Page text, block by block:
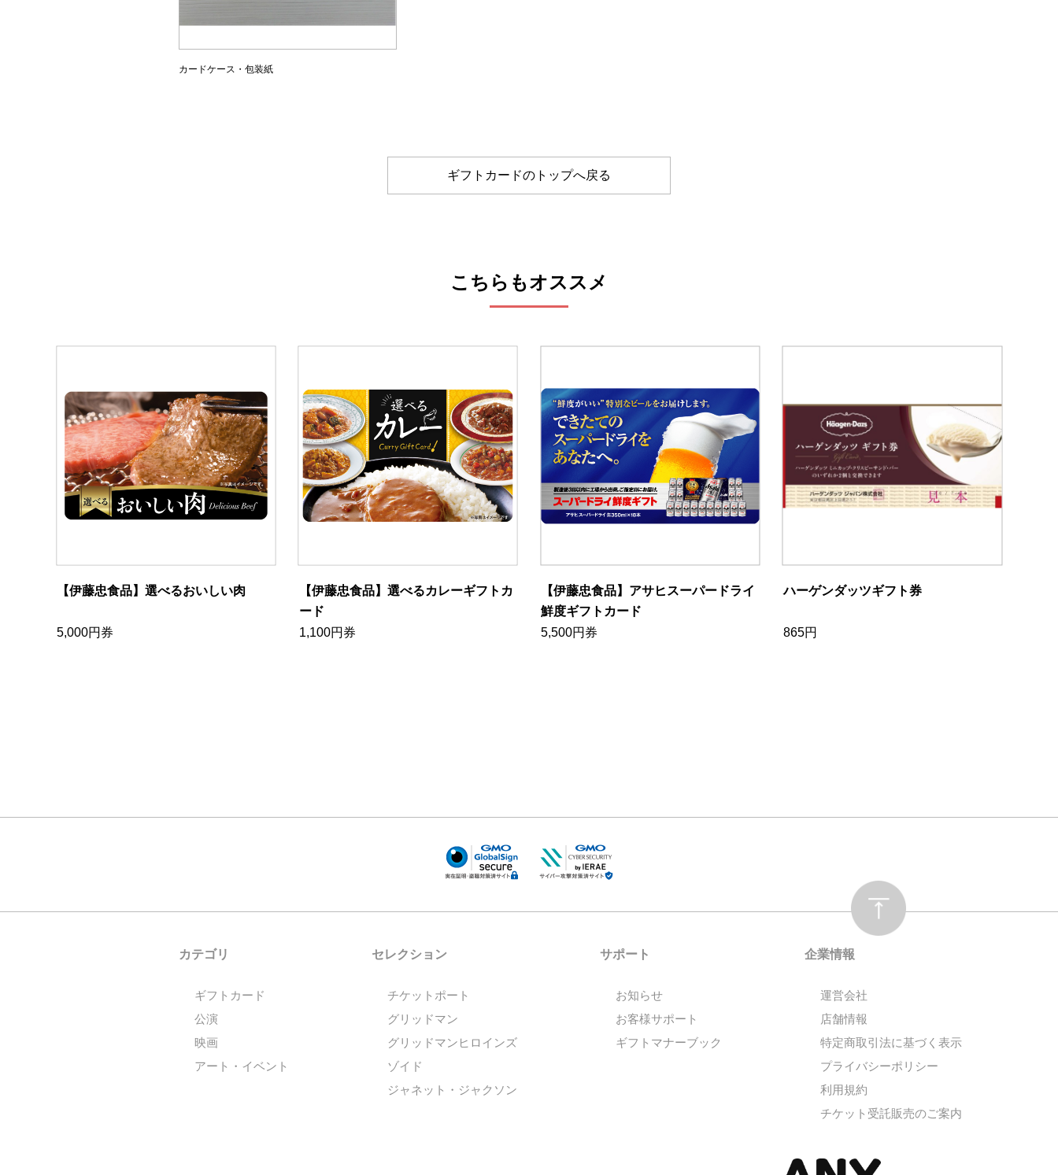
カードケース・包装紙
ギフトカードのトップへ戻る
こちらもオススメ
【伊藤忠食品】選べるおいしい肉
5,000円券
【伊藤忠食品】選べるカレーギフトカ
ード
1,100円券
【伊藤忠食品】アサヒスーパードライ
鮮度ギフトカード
5,500円券
ハーゲンダッツギフト券
865円
カテゴリ
ギフトカード
公演
映画
アート・イベント
セレクション
チケットポート
グリッドマン
グリッドマンヒロインズ
ゾイド
ジャネット・ジャクソン
サポート
お知らせ
お客様サポート
ギフトマナーブック
企業情報
運営会社
店舗情報
特定商取引法に基づく表示
プライバシーポリシー
利用規約
チケット受託販売のご案内